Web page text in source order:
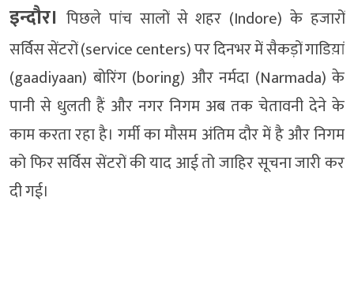
इन्दौर। पिछले पांच सालों से शहर (Indore) के हजारों
सर्विस सेंटरों (service centers) पर दिनभर में सैकड़ों गाडिय़ां
(gaadiyaan) बोरिंग (boring) और नर्मदा (Narmada) के
पानी से धुलती हैं और नगर निगम अब तक चेतावनी देने के
काम करता रहा है। गर्मी का मौसम अंतिम दौर में है और निगम
को फिर सर्विस सेंटरों की याद आई तो जाहिर सूचना जारी कर
दी गई।